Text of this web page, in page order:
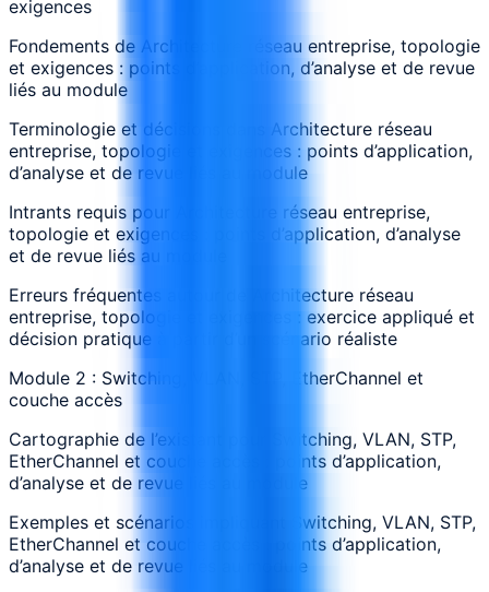
exigences
Fondements de Architecture réseau entreprise, topologie
et exigences : points d’application, d’analyse et de revue
liés au module
Terminologie et décisions dans Architecture réseau
entreprise, topologie et exigences : points d’application,
d’analyse et de revue liés au module
Intrants requis pour Architecture réseau entreprise,
topologie et exigences : points d’application, d’analyse
et de revue liés au module
Erreurs fréquentes autour de Architecture réseau
entreprise, topologie et exigences : exercice appliqué et
décision pratique à partir d’un scénario réaliste
Module 2 : Switching, VLAN, STP, EtherChannel et
couche accès
Cartographie de l’existant pour Switching, VLAN, STP,
EtherChannel et couche accès : points d’application,
d’analyse et de revue liés au module
Exemples et scénarios impliquant Switching, VLAN, STP,
EtherChannel et couche accès : points d’application,
d’analyse et de revue liés au module